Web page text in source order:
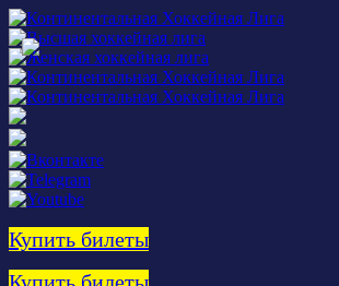
Купить билеты